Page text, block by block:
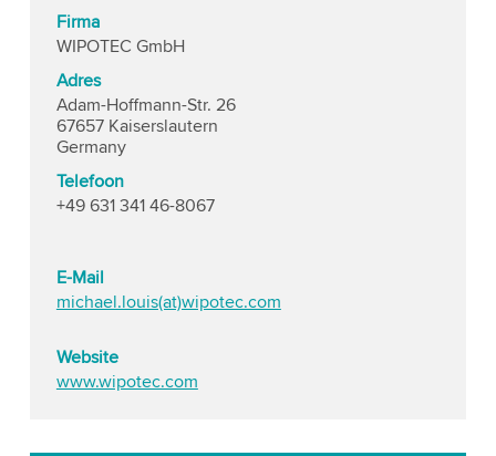
Firma
WIPOTEC GmbH
Adres
Adam-Hoffmann-Str. 26
67657 Kaiserslautern
Germany
Telefoon
+49 631 341 46-8067
E-Mail
michael.louis(at)wipotec.com
Website
www.wipotec.com